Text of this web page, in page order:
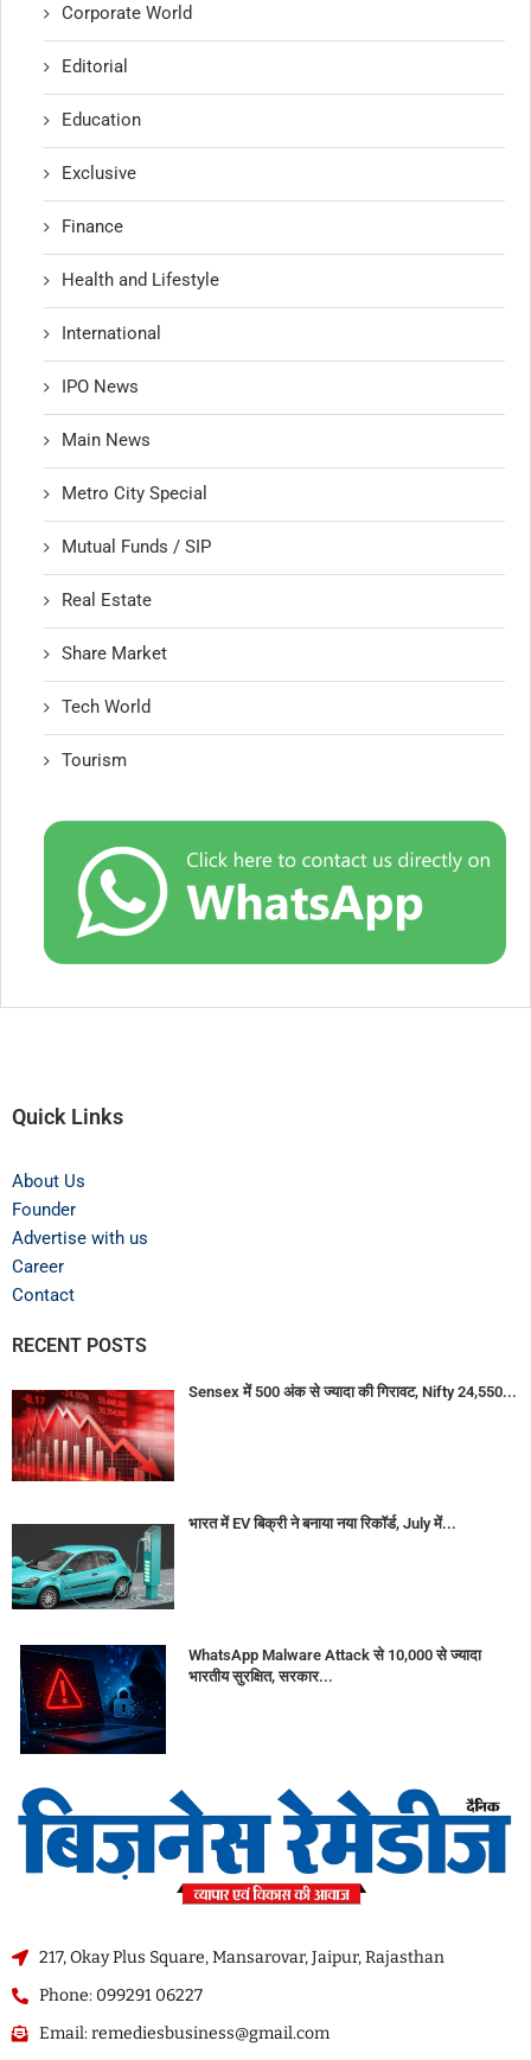
Corporate World
Editorial
Education
Exclusive
Finance
Health and Lifestyle
International
IPO News
Main News
Metro City Special
Mutual Funds / SIP
Real Estate
Share Market
Tech World
Tourism
Quick Links
About Us
Founder
Advertise with us
Career
Contact
RECENT POSTS
Sensex में 500 अंक से ज्यादा की गिरावट, Nifty 24,550...
भारत में EV बिक्री ने बनाया नया रिकॉर्ड, July में...
WhatsApp Malware Attack से 10,000 से ज्यादा
भारतीय सुरक्षित, सरकार...
217, Okay Plus Square, Mansarovar, Jaipur, Rajasthan
Phone: 099291 06227
Email: remediesbusiness@gmail.com